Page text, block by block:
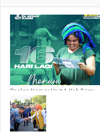
Paslon Nomor Urut 1 Kab.Barru
Respon Masyarakat Melalui Kartu
Macca Peduli